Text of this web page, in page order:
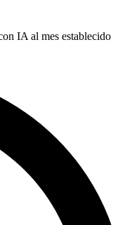
IA al mes establecido